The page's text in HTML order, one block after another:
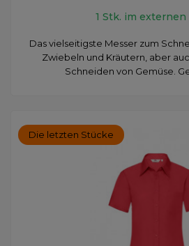
1 Stk. im externen
Das vielseitigste Messer zum
Zwiebeln und Kräutern, aber
Schneiden von Gemüse.
Die letzten Stücke